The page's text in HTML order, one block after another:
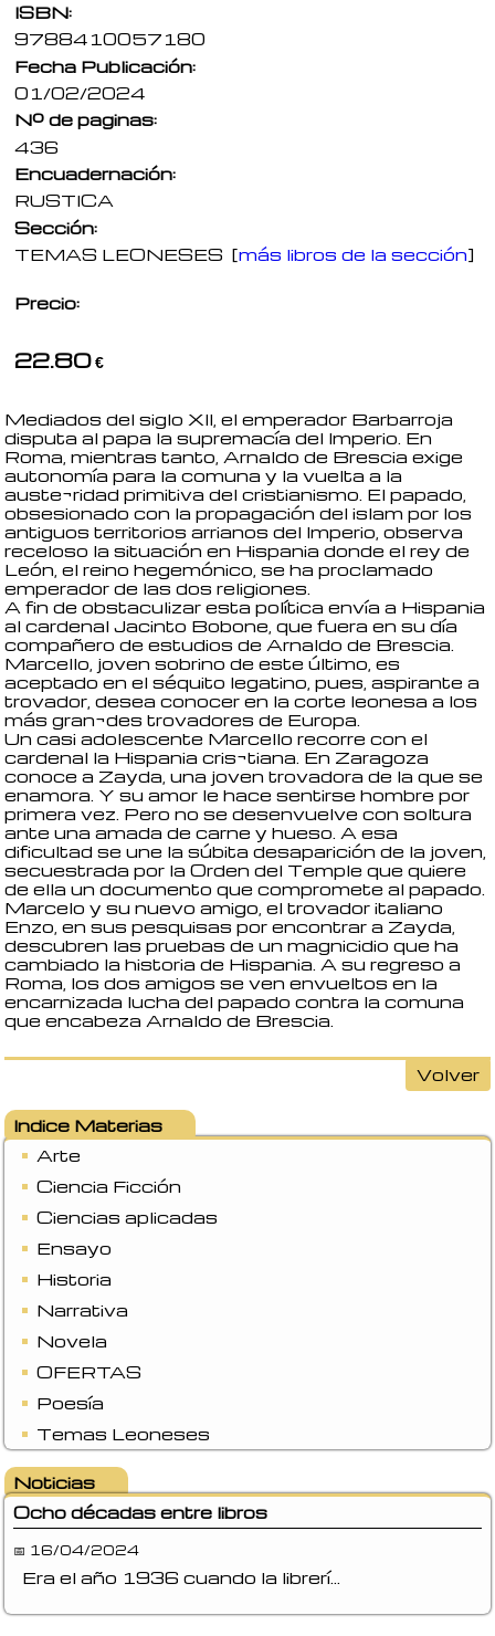
ISBN:
9788410057180
Fecha Publicación:
01/02/2024
Nº de paginas:
436
Encuadernación:
RUSTICA
Sección:
TEMAS LEONESES[más libros de la sección]
Precio:
22.80€
Mediados del siglo XII, el emperador Barbarroja
disputa al papa la supremacía del Imperio. En
Roma, mientras tanto, Arnaldo de Brescia exige
autonomía para la comuna y la vuelta a la
auste¬ridad primitiva del cristianismo. El papado,
obsesionado con la propagación del islam por los
antiguos territorios arrianos del Imperio, observa
receloso la situación en Hispania donde el rey de
León, el reino hegemónico, se ha proclamado
emperador de las dos religiones.
A fin de obstaculizar esta política envía a Hispania
al cardenal Jacinto Bobone, que fuera en su día
compañero de estudios de Arnaldo de Brescia.
Marcello, joven sobrino de este último, es
aceptado en el séquito legatino, pues, aspirante a
trovador, desea conocer en la corte leonesa a los
más gran¬des trovadores de Europa.
Un casi adolescente Marcello recorre con el
cardenal la Hispania cris¬tiana. En Zaragoza
conoce a Zayda, una joven trovadora de la que se
enamora. Y su amor le hace sentirse hombre por
primera vez. Pero no se desenvuelve con soltura
ante una amada de carne y hueso. A esa
dificultad se une la súbita desaparición de la joven,
secuestrada por la Orden del Temple que quiere
de ella un documento que compromete al papado.
Marcelo y su nuevo amigo, el trovador italiano
Enzo, en sus pesquisas por encontrar a Zayda,
descubren las pruebas de un magnicidio que ha
cambiado la historia de Hispania. A su regreso a
Roma, los dos amigos se ven envueltos en la
encarnizada lucha del papado contra la comuna
que encabeza Arnaldo de Brescia.
Volver
Indice Materias
Arte
Ciencia Ficción
Ciencias aplicadas
Ensayo
Historia
Narrativa
Novela
OFERTAS
Poesía
Temas Leoneses
Noticias
Ocho décadas entre libros
📅 16/04/2024
Era el año 1936 cuando la librerí...